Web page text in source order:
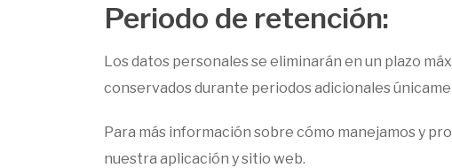
Periodo de retención:
Los datos personales se eliminarán en un plazo
conservados durante periodos adicionales
Para más información sobre cómo manejamos y
nuestra aplicación y sitio web.